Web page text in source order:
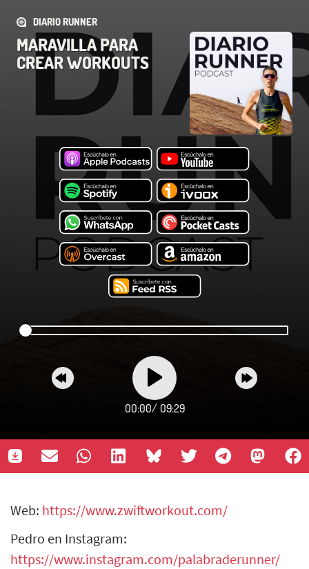
DIARIO RUNNER
MARAVILLA PARA
CREAR WORKOUTS
00:00/ 09:29
Web: https://www.zwiftworkout.com/
Pedro en Instagram:
https://www.instagram.com/palabraderunner/